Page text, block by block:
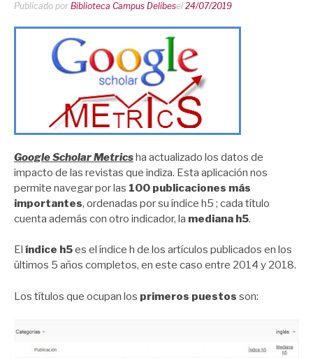
Publicado por Biblioteca Campus Delibesel 24/07/2019
Google Scholar Metricsha actualizado los datos de
impacto de las revistas que indiza. Esta aplicación nos
permite navegar por las 100 publicaciones más
importantes, ordenadas por su índice h5 ; cada título
cuenta además con otro indicador, la mediana h5.
El índice h5es el índice h de los artículos publicados en los
últimos 5 años completos, en este caso entre 2014 y 2018.
Los títulos que ocupan los primeros puestos son: